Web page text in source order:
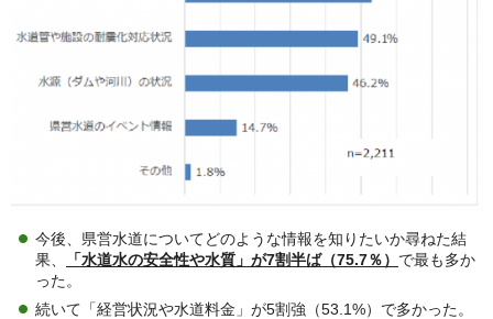
今後、県営水道についてどのような情報を知りたいか尋ねた結
果、
「水道水の安全性や水質」が7割半ば（75.7％） で最も多か
った。
続いて「経営状況や水道料金」が5割強（53.1%）で多かった。